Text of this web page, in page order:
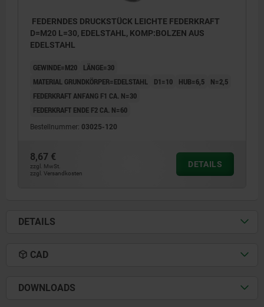
FEDERNDES DRUCKSTÜCK LEICHTE FEDERKRAFT
D=M20 L=30, EDELSTAHL, KOMP:BOLZEN AUS
EDELSTAHL
GEWINDE=M20
LÄNGE=30
MATERIAL GRUNDKÖRPER=EDELSTAHL
D1=10 HUB=6,5
N=2,5
FEDERKRAFT ANFANG F1 CA. N=30
FEDERKRAFT ENDE F2 CA. N=60
Bestellnummer: 03025-120
8,67 €
zzgl. MwSt.
zzgl. Versandkosten
DETAILS
DETAILS
CAD
DOWNLOADS